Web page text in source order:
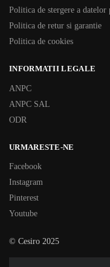
Politica de stergere a datelor
Politica de retur si garantie
Politica de cookies
INFORMATII LEGALE
ANPC
ANPC SAL
ODR
URMARESTE-NE
Facebook
Instagram
Pinterest
Youtube
© Cesiro 2025